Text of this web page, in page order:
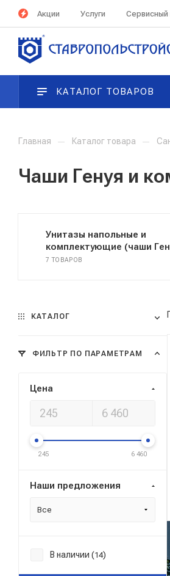
Акции Услуги Сервисный
КАТАЛОГ ТОВАРОВ
Главная — Каталог товара —
Чаши Генуя и
Унитазы напольные и
комплектующие (чаши
7 ТОВАРОВ
КАТАЛОГ
ФИЛЬТР ПО ПАРАМЕТРАМ
Цена
245 6 460
Наши предложения
Все
В наличии (14)